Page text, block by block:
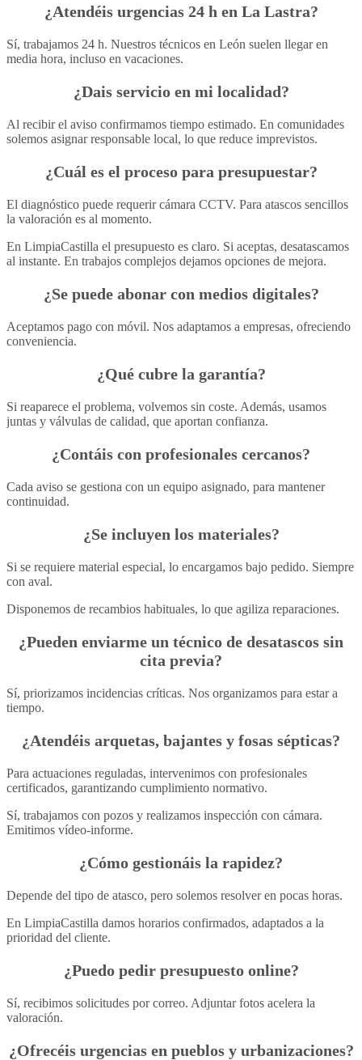
¿Atendéis urgencias 24 h en La Lastra?
Sí, trabajamos 24 h. Nuestros técnicos en León suelen llegar en
media hora, incluso en vacaciones.
¿Dais servicio en mi localidad?
Al recibir el aviso confirmamos tiempo estimado. En comunidades
solemos asignar responsable local, lo que reduce imprevistos.
¿Cuál es el proceso para presupuestar?
El diagnóstico puede requerir cámara CCTV. Para atascos sencillos
la valoración es al momento.
En LimpiaCastilla el presupuesto es claro. Si aceptas, desatascamos
al instante. En trabajos complejos dejamos opciones de mejora.
¿Se puede abonar con medios digitales?
Aceptamos pago con móvil. Nos adaptamos a empresas, ofreciendo
conveniencia.
¿Qué cubre la garantía?
Si reaparece el problema, volvemos sin coste. Además, usamos
juntas y válvulas de calidad, que aportan confianza.
¿Contáis con profesionales cercanos?
Cada aviso se gestiona con un equipo asignado, para mantener
continuidad.
¿Se incluyen los materiales?
Si se requiere material especial, lo encargamos bajo pedido. Siempre
con aval.
Disponemos de recambios habituales, lo que agiliza reparaciones.
¿Pueden enviarme un técnico de desatascos sin
cita previa?
Sí, priorizamos incidencias críticas. Nos organizamos para estar a
tiempo.
¿Atendéis arquetas, bajantes y fosas sépticas?
Para actuaciones reguladas, intervenimos con profesionales
certificados, garantizando cumplimiento normativo.
Sí, trabajamos con pozos y realizamos inspección con cámara.
Emitimos vídeo-informe.
¿Cómo gestionáis la rapidez?
Depende del tipo de atasco, pero solemos resolver en pocas horas.
En LimpiaCastilla damos horarios confirmados, adaptados a la
prioridad del cliente.
¿Puedo pedir presupuesto online?
Sí, recibimos solicitudes por correo. Adjuntar fotos acelera la
valoración.
¿Ofrecéis urgencias en pueblos y urbanizaciones?